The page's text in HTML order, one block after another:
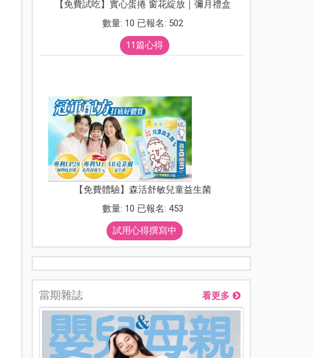
【免費試吃】實心蛋捲 窗花綻放｜彌月禮盒
數量: 10 已報名: 502
11篇心得
【免費體驗】森活舒敏兒童益生菌
數量: 10 已報名: 453
試用心得撰寫中
當期雜誌 看更多